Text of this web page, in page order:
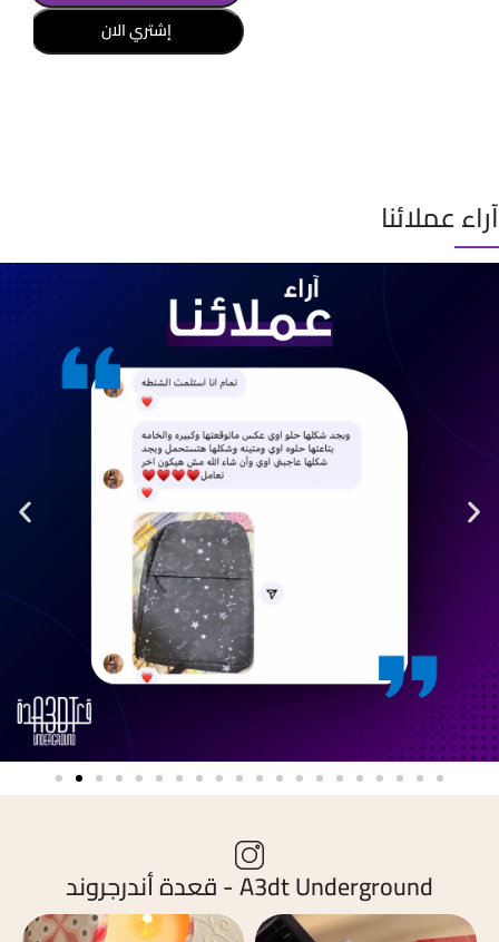
إشتري الان
آراء عملائنا
A3dt Underground - قعدة أندرجروند